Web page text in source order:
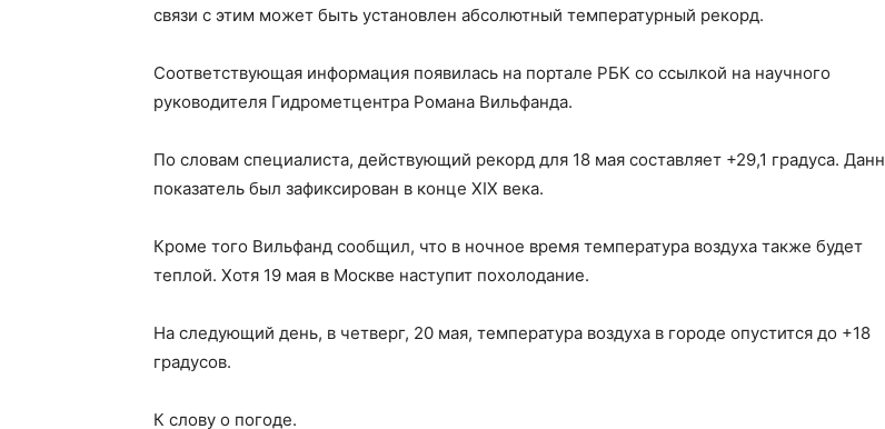
связи с этим может быть установлен абсолютный температурный рекорд.
Соответствующая информация появилась на портале РБК со ссылкой на научного
руководителя Гидрометцентра Романа Вильфанда.
По словам специалиста, действующий рекорд для 18 мая составляет +29,1 градуса.
показатель был зафиксирован в конце XIX века.
Кроме того Вильфанд сообщил, что в ночное время температура воздуха также будет
теплой. Хотя 19 мая в Москве наступит похолодание.
На следующий день, в четверг, 20 мая, температура воздуха в городе опустится до +18
градусов.
К слову о погоде.